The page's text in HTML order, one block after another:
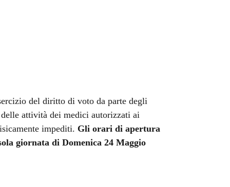
del diritto di voto da parte degli
attività dei medici autorizzati ai
impediti. Gli orari di apertura
giornata di Domenica 24 Maggio